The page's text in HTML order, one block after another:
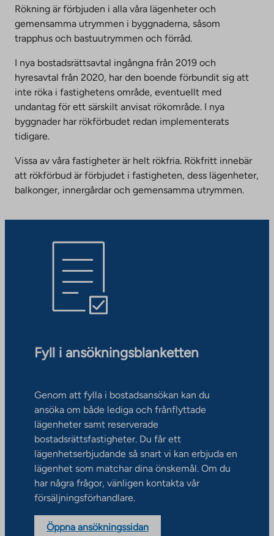
Rökning är förbjuden i alla våra lägenheter och
gemensamma utrymmen i byggnaderna, såsom
trapphus och bastuutrymmen och förråd.
I nya bostadsrättsavtal ingångna från 2019 och
hyresavtal från 2020, har den boende förbundit sig att
inte röka i fastighetens område, eventuellt med
undantag för ett särskilt anvisat rökområde. I nya
byggnader har rökförbudet redan implementerats
tidigare.
Vissa av våra fastigheter är helt rökfria. Rökfritt innebär
att rökförbud är förbjudet i fastigheten, dess lägenheter,
balkonger, innergårdar och gemensamma utrymmen.
Fyll i ansökningsblanketten
Genom att fylla i bostadsansökan kan du
ansöka om både lediga och frånflyttade
lägenheter samt reserverade
bostadsrättsfastigheter. Du får ett
lägenhetserbjudande så snart vi kan erbjuda en
lägenhet som matchar dina önskemål. Om du
har några frågor, vänligen kontakta vår
försäljningsförhandlare.
Öppna ansökningssidan